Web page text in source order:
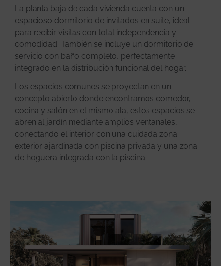
La planta baja de cada vivienda cuenta con un
espacioso dormitorio de invitados en suite, ideal
para recibir visitas con total independencia y
comodidad. También se incluye un dormitorio de
servicio con baño completo, perfectamente
integrado en la distribución funcional del hogar.
Los espacios comunes se proyectan en un
concepto abierto donde encontramos comedor,
cocina y salón en el mismo ala, estos espacios se
abren al jardín mediante amplios ventanales,
conectando el interior con una cuidada zona
exterior ajardinada con piscina privada y una zona
de hoguera integrada con la piscina.